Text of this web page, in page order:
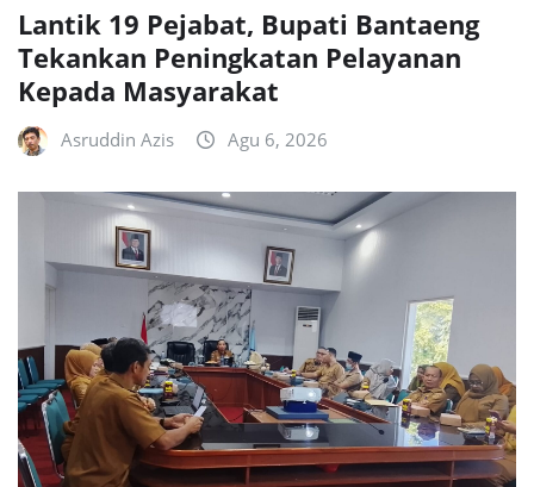
Lantik 19 Pejabat, Bupati Bantaeng
Tekankan Peningkatan Pelayanan
Kepada Masyarakat
Asruddin Azis Agu 6, 2026